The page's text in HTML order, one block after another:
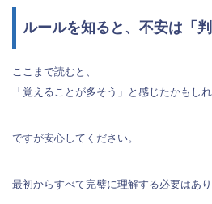
ルールを知ると、不安は「
ここまで読むと、
「覚えることが多そう」と感じたかもしれ
ですが安心してください。
最初からすべて完璧に理解する必要はあり